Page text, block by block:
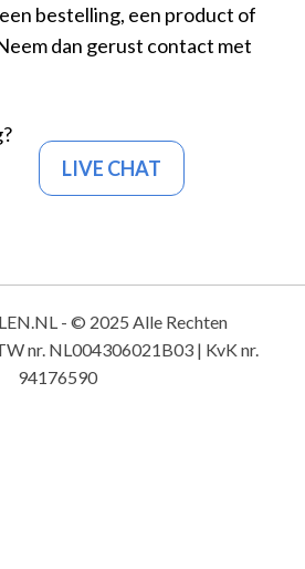
bestelling, een product of
dan gerust contact met
LIVE CHAT
- © 2025 Alle Rechten
nr. NL004306021B03 | KvK nr.
94176590